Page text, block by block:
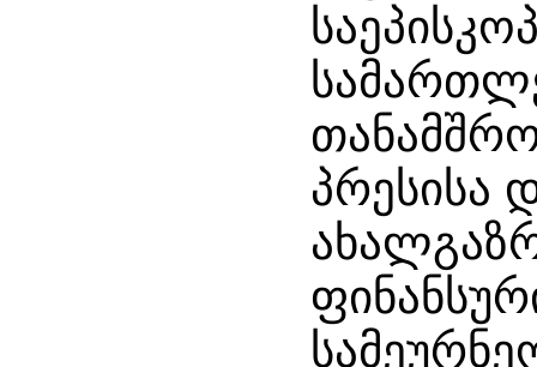
პრესისა